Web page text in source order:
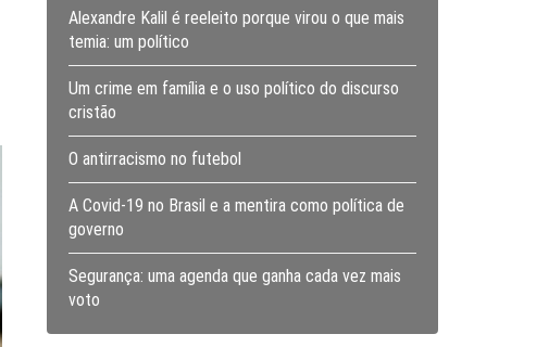
Alexandre Kalil é reeleito porque virou o que mais
temia: um político
Um crime em família e o uso político do discurso
cristão
O antirracismo no futebol
A Covid-19 no Brasil e a mentira como política de
governo
Segurança: uma agenda que ganha cada vez mais
voto